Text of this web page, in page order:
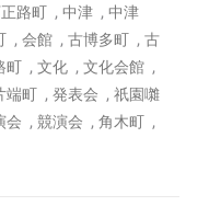
路町 , 中津 , 中津
, 会館 , 古博多町 , 古
町 , 文化 , 文化会館 ,
端町 , 発表会 , 祇園囃
会 , 競演会 , 角木町 ,